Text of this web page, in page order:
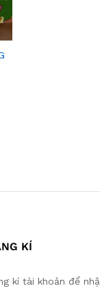
KÍ
kí tài khoản để